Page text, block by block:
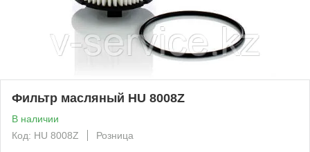
Фильтр масляный HU 8008Z
В наличии
Код: HU 8008Z
Розница